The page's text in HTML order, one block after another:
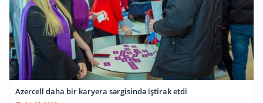
Azercell daha bir karyera sərgisində iştirak etdi